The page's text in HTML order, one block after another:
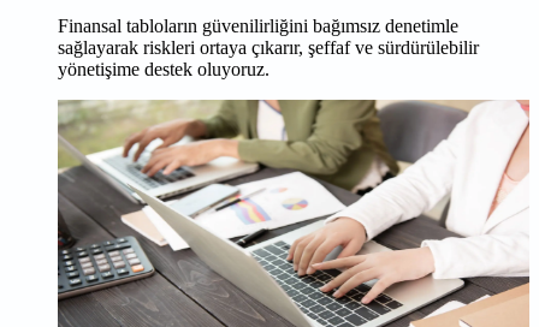
Finansal tabloların güvenilirliğini bağımsız denetimle
sağlayarak riskleri ortaya çıkarır, şeffaf ve sürdürülebilir
yönetişime destek oluyoruz.